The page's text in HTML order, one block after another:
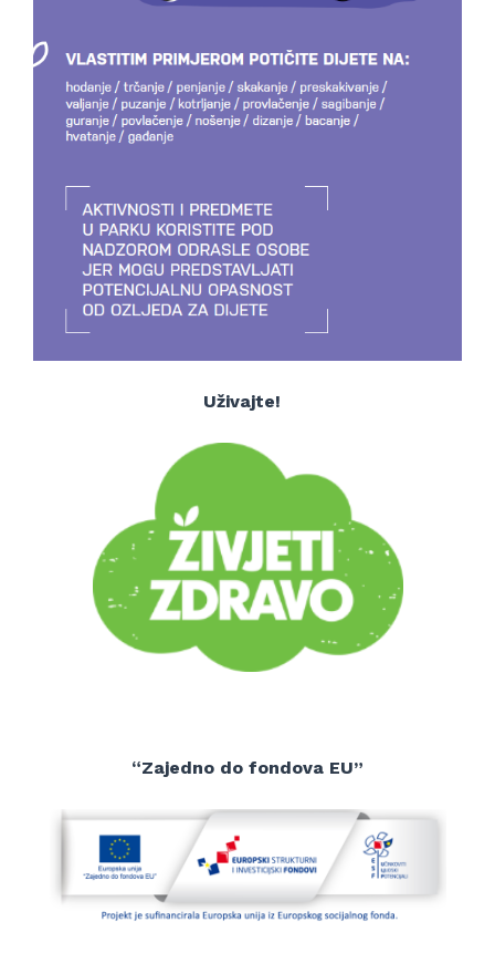
Uživajte!
“Zajedno do fondova EU”